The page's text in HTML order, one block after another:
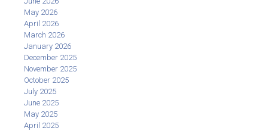
May 2026
April 2026
March 2026
January 2026
December 2025
November 2025
October 2025
July 2025
June 2025
May 2025
April 2025